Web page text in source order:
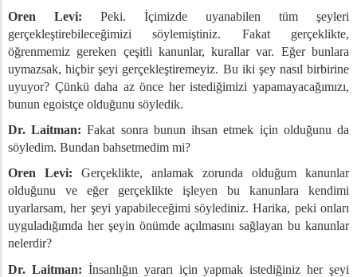
Oren Levi: Peki. İçimizde uyanabilen tüm şeyleri
gerçekleştirebileceğimizi söylemiştiniz. Fakat gerçeklikte,
öğrenmemiz gereken çeşitli kanunlar, kurallar var. Eğer bunlara
uymazsak, hiçbir şeyi gerçekleştiremeyiz. Bu iki şey nasıl birbirine
uyuyor? Çünkü daha az önce her istediğimizi yapamayacağımızı,
bunun egoistçe olduğunu söyledik.
Dr. Laitman: Fakat sonra bunun ihsan etmek için olduğunu da
söyledim. Bundan bahsetmedim mi?
Oren Levi: Gerçeklikte, anlamak zorunda olduğum kanunlar
olduğunu ve eğer gerçeklikte işleyen bu kanunlara kendimi
uyarlarsam, her şeyi yapabileceğimi söylediniz. Harika, peki onları
uyguladığımda her şeyin önümde açılmasını sağlayan bu kanunlar
nelerdir?
Dr. Laitman: İnsanlığın yararı için yapmak istediğiniz her şeyi